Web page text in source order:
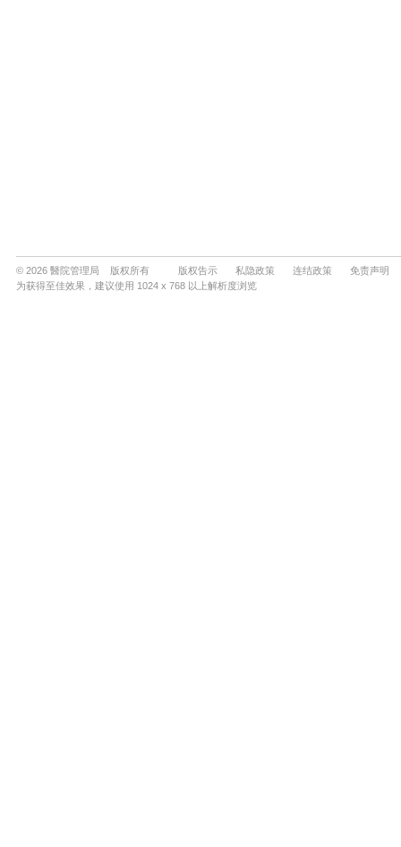
© 2026 醫院管理局 版权所有 版权告示 私隐政策 连结政策
免责声明
为获得至佳效果，建议使用 1024 x 768 以上解析度浏览